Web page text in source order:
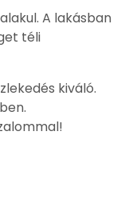
A lakásban
téli
kiváló.